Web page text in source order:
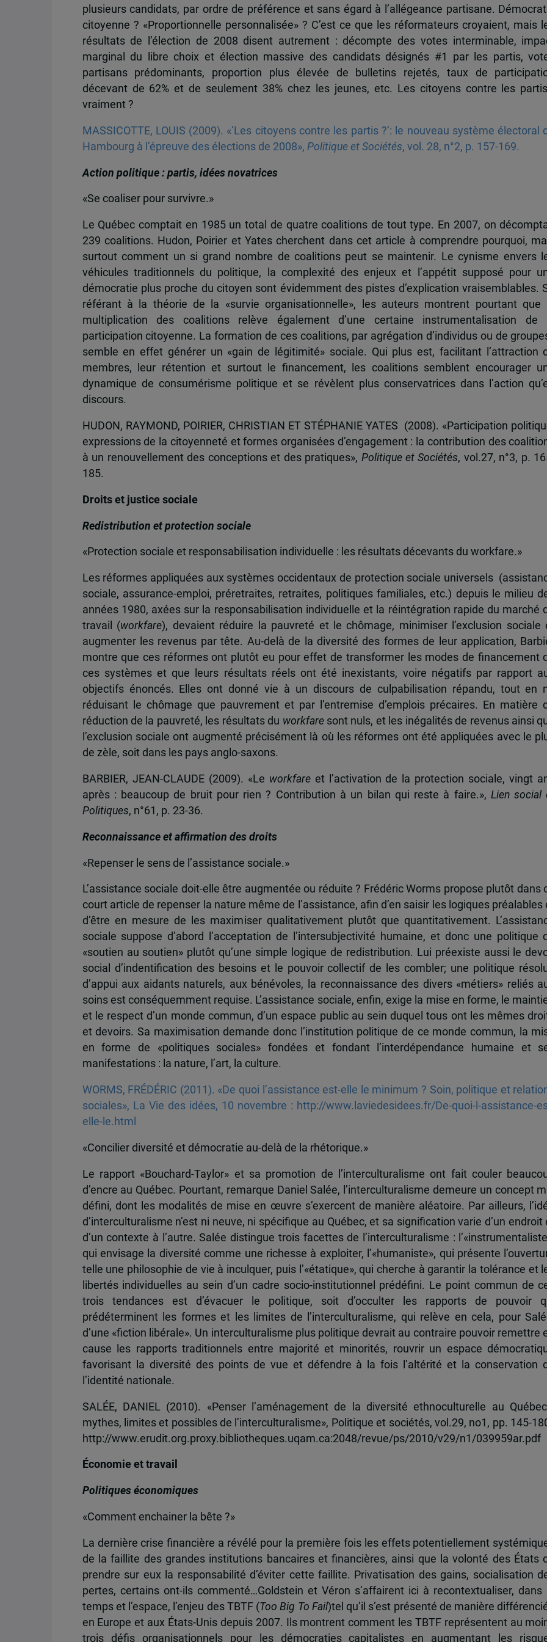
plusieurs candidats, par ordre de préférence et sans égard à l’allégeance partisane.
citoyenne ? «Proportionnelle personnalisée» ? C’est ce que les réformateurs croyaient, mais
résultats de l’élection de 2008 disent autrement : décompte des votes interminable,
marginal du libre choix et élection massive des candidats désignés #1 par les partis,
partisans prédominants, proportion plus élevée de bulletins rejetés, taux de
décevant de 62% et de seulement 38% chez les jeunes, etc. Les citoyens contre les
vraiment ?
MASSICOTTE, LOUIS (2009). «’Les citoyens contre les partis ?’: le nouveau système électoral
Hambourg à l’épreuve des élections de 2008», Politique et Sociétés, vol. 28, n°2, p. 157-169.
Action politique : partis, idées novatrices
«Se coaliser pour survivre.»
Le Québec comptait en 1985 un total de quatre coalitions de tout type. En 2007, on
239 coalitions. Hudon, Poirier et Yates cherchent dans cet article à comprendre pourquoi,
surtout comment un si grand nombre de coalitions peut se maintenir. Le cynisme envers
véhicules traditionnels du politique, la complexité des enjeux et l’appétit supposé pour
démocratie plus proche du citoyen sont évidemment des pistes d’explication vraisemblables.
référant à la théorie de la «survie organisationnelle», les auteurs montrent pourtant que
multiplication des coalitions relève également d’une certaine instrumentalisation de
participation citoyenne. La formation de ces coalitions, par agrégation d’individus ou de
semble en effet générer un «gain de légitimité» sociale. Qui plus est, facilitant l’attraction
membres, leur rétention et surtout le financement, les coalitions semblent encourager
dynamique de consumérisme politique et se révèlent plus conservatrices dans l’action
discours.
HUDON, RAYMOND, POIRIER, CHRISTIAN ET STÉPHANIE YATES (2008). «Participation
expressions de la citoyenneté et formes organisées d’engagement : la contribution des
à un renouvellement des conceptions et des pratiques», Politique et Sociétés, vol.27, n°3, p.
185.
Droits et justice sociale
Redistribution et protection sociale
«Protection sociale et responsabilisation individuelle : les résultats décevants du workfare.»
Les réformes appliquées aux systèmes occidentaux de protection sociale universels
sociale, assurance-emploi, préretraites, retraites, politiques familiales, etc.) depuis le milieu
années 1980, axées sur la responsabilisation individuelle et la réintégration rapide du marché
travail (workfare), devaient réduire la pauvreté et le chômage, minimiser l’exclusion sociale
augmenter les revenus par tête. Au-delà de la diversité des formes de leur application,
montre que ces réformes ont plutôt eu pour effet de transformer les modes de financement
ces systèmes et que leurs résultats réels ont été inexistants, voire négatifs par rapport
objectifs énoncés. Elles ont donné vie à un discours de culpabilisation répandu, tout en
réduisant le chômage que pauvrement et par l’entremise d’emplois précaires. En matière
réduction de la pauvreté, les résultats du workfaresont nuls, et les inégalités de revenus ainsi
l’exclusion sociale ont augmenté précisément là où les réformes ont été appliquées avec le
de zèle, soit dans les pays anglo-saxons.
BARBIER, JEAN-CLAUDE (2009). «Le workfareet l’activation de la protection sociale, vingt
après : beaucoup de bruit pour rien ? Contribution à un bilan qui reste à faire.», Lien social
Politiques, n°61, p. 23-36.
Reconnaissance et affirmation des droits
«Repenser le sens de l’assistance sociale.»
L’assistance sociale doit-elle être augmentée ou réduite ? Frédéric Worms propose plutôt dans
court article de repenser la nature même de l’assistance, afin d’en saisir les logiques préalables
d’être en mesure de les maximiser qualitativement plutôt que quantitativement.
sociale suppose d’abord l’acceptation de l’intersubjectivité humaine, et donc une politique
«soutien au soutien» plutôt qu’une simple logique de redistribution. Lui préexiste aussi le
social d’indentification des besoins et le pouvoir collectif de les combler; une politique
d’appui aux aidants naturels, aux bénévoles, la reconnaissance des divers «métiers» reliés
soins est conséquemment requise. L’assistance sociale, enfin, exige la mise en forme, le
et le respect d’un monde commun, d’un espace public au sein duquel tous ont les mêmes
et devoirs. Sa maximisation demande donc l’institution politique de ce monde commun, la
en forme de «politiques sociales» fondées et fondant l’interdépendance humaine et
manifestations : la nature, l’art, la culture.
WORMS, FRÉDÉRIC (2011). «De quoi l’assistance est-elle le minimum ? Soin, politique et
sociales», La Vie des idées, 10 novembre : http://www.laviedesidees.fr/De-quoi-l-assistance-
elle-le.html
«Concilier diversité et démocratie au-delà de la rhétorique.»
Le rapport «Bouchard-Taylor» et sa promotion de l’interculturalisme ont fait couler
d’encre au Québec. Pourtant, remarque Daniel Salée, l’interculturalisme demeure un concept
défini, dont les modalités de mise en œuvre s’exercent de manière aléatoire. Par ailleurs,
d’interculturalisme n’est ni neuve, ni spécifique au Québec, et sa signification varie d’un endroit
d’un contexte à l’autre. Salée distingue trois facettes de l’interculturalisme :
qui envisage la diversité comme une richesse à exploiter, l’«humaniste», qui présente
telle une philosophie de vie à inculquer, puis l’«étatique», qui cherche à garantir la tolérance et
libertés individuelles au sein d’un cadre socio-institutionnel prédéfini. Le point commun de
trois tendances est d’évacuer le politique, soit d’occulter les rapports de pouvoir
prédéterminent les formes et les limites de l’interculturalisme, qui relève en cela, pour
d’une «fiction libérale». Un interculturalisme plus politique devrait au contraire pouvoir remettre
cause les rapports traditionnels entre majorité et minorités, rouvrir un espace
favorisant la diversité des points de vue et défendre à la fois l’altérité et la conservation
l’identité nationale.
SALÉE, DANIEL (2010). «Penser l’aménagement de la diversité ethnoculturelle au
mythes, limites et possibles de l’interculturalisme», Politique et sociétés, vol.29, no1, pp. 145-
http://www.erudit.org.proxy.bibliotheques.uqam.ca:2048/revue/ps/2010/v29/n1/039959ar.pdf
Économie et travail
Politiques économiques
«Comment enchainer la bête ?»
La dernière crise financière a révélé pour la première fois les effets potentiellement
de la faillite des grandes institutions bancaires et financières, ainsi que la volonté des États
prendre sur eux la responsabilité d’éviter cette faillite. Privatisation des gains, socialisation
pertes, certains ont-ils commenté…Goldstein et Véron s’affairent ici à recontextualiser, dans
temps et l’espace, l’enjeu des TBTF (Too Big To Fail)tel qu’il s’est présenté de manière
en Europe et aux États-Unis depuis 2007. Ils montrent comment les TBTF représentent au
trois défis organisationnels pour les démocraties capitalistes en augmentant les